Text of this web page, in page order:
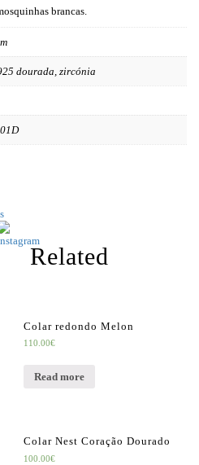
brancas.
dourada, zircónia
Related
Colar redondo Melon
110.00€
Read more
Colar Nest Coração Dourado
100.00€